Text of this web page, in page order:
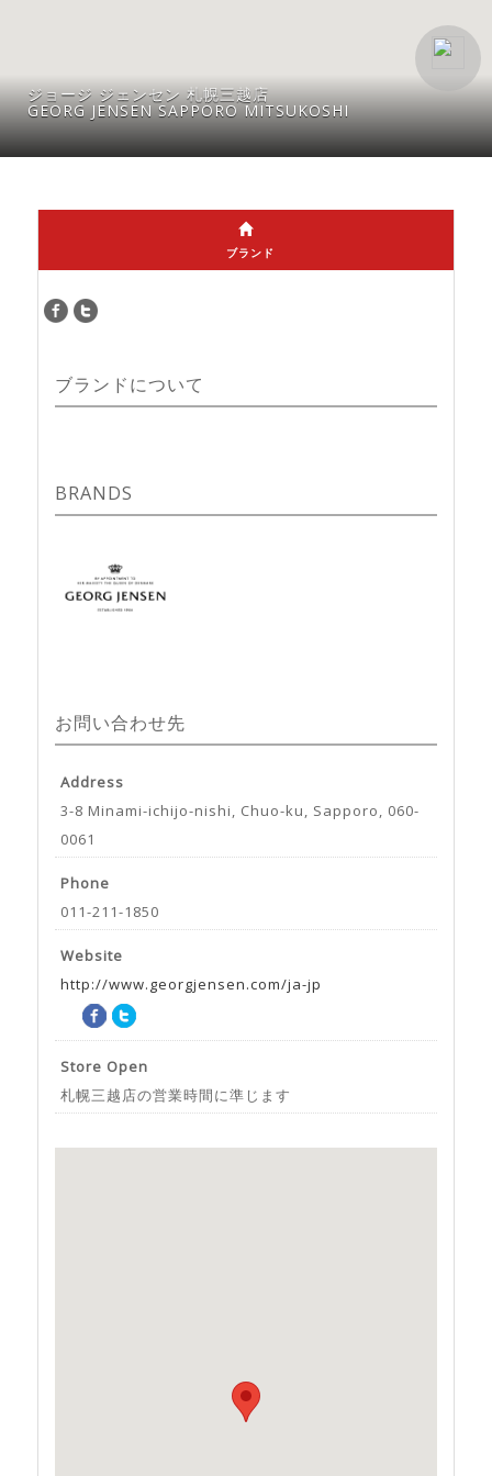
ジョージ ジェンセン 札幌三越店
GEORG JENSEN SAPPORO MITSUKOSHI
ブランド
ブランドについて
BRANDS
お問い合わせ先
Address
3-8 Minami-ichijo-nishi, Chuo-ku, Sapporo, 060-
0061
Phone
011-211-1850
Website
http://www.georgjensen.com/ja-jp
Store Open
札幌三越店の営業時間に準じます